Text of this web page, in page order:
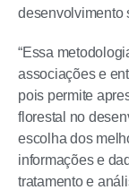
desenvolvimento
“Essa
associações e
pois permite
florestal no
escolha dos
informações e
tratamento e